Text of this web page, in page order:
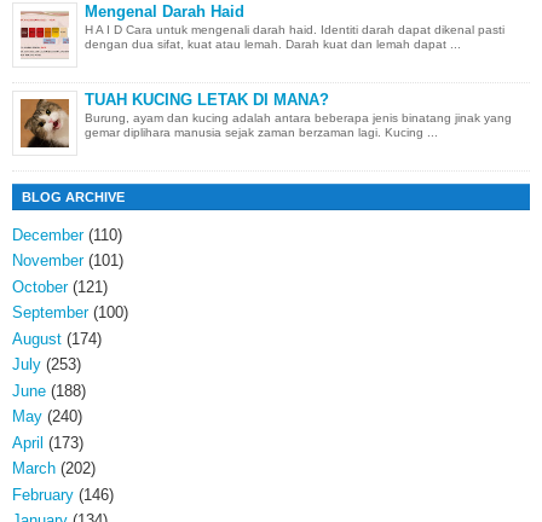
Mengenal Darah Haid
H A I D Cara untuk mengenali darah haid. Identiti darah dapat dikenal pasti
dengan dua sifat, kuat atau lemah. Darah kuat dan lemah dapat ...
TUAH KUCING LETAK DI MANA?
Burung, ayam dan kucing adalah antara beberapa jenis binatang jinak yang
gemar diplihara manusia sejak zaman berzaman lagi. Kucing ...
BLOG ARCHIVE
December(110)
November(101)
October(121)
September(100)
August (174)
July (253)
June (188)
May (240)
April (173)
March (202)
February (146)